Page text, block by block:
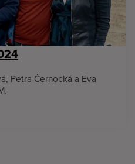
Petra Černocká a Eva